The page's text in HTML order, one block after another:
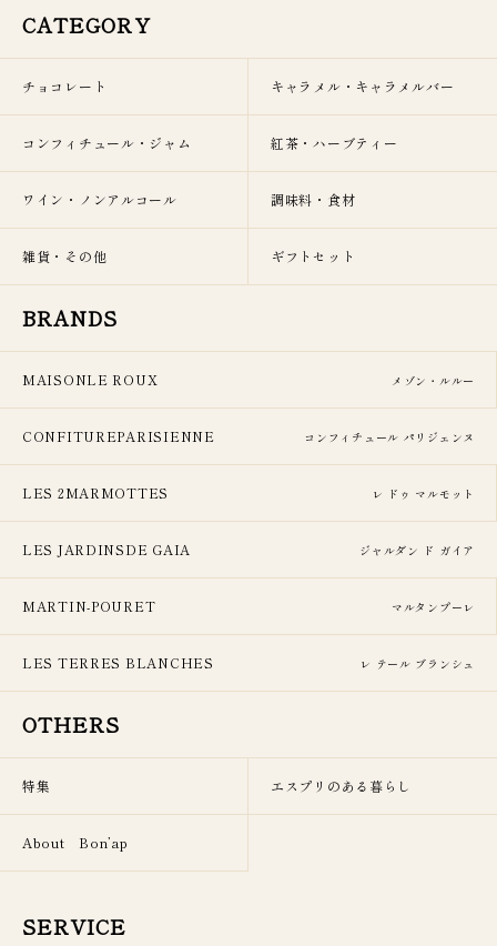
CATEGORY
チョコレート キャラメル・キャラメルバー
コンフィチュール・ジャム 紅茶・ハーブティー
ワイン・ノンアルコール 調味料・食材
雑貨・その他 ギフトセット
BRANDS
MAISONLE ROUX メゾン・ルルー
CONFITUREPARISIENNE コンフィチュール パリジェンヌ
LES 2MARMOTTES レ ドゥ マルモット
LES JARDINSDE GAIA ジャルダン ド ガイア
MARTIN-POURET マルタンプーレ
LES TERRES BLANCHES レ テール ブランシュ
OTHERS
特集 エスプリのある暮らし
About Bon’ap
SERVICE